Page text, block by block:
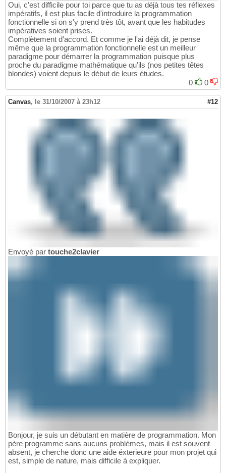
Oui, c'est difficile pour toi parce que tu as déjà tous tes réflexes
impératifs, il est plus facile d'introduire la programmation
fonctionnelle si on s'y prend très tôt, avant que les habitudes
impératives soient prises.
Complètement d'accord. Et comme je l'ai déjà dit, je pense
même que la programmation fonctionnelle est un meilleur
paradigme pour démarrer la programmation puisque plus
proche du paradigme mathématique qu'ils (nos petites têtes
blondes) voient depuis le début de leurs études.
0
0
Canvas, le 31/10/2007 à 23h12 #12
Envoyé par touche2clavier
Bonjour, je suis un débutant en matière de programmation. Mon
père programme sans aucuns problèmes, mais il est souvent
absent, je cherche donc une aide éxterieure pour mon projet qui
est, simple de nature, mais difficile à expliquer.